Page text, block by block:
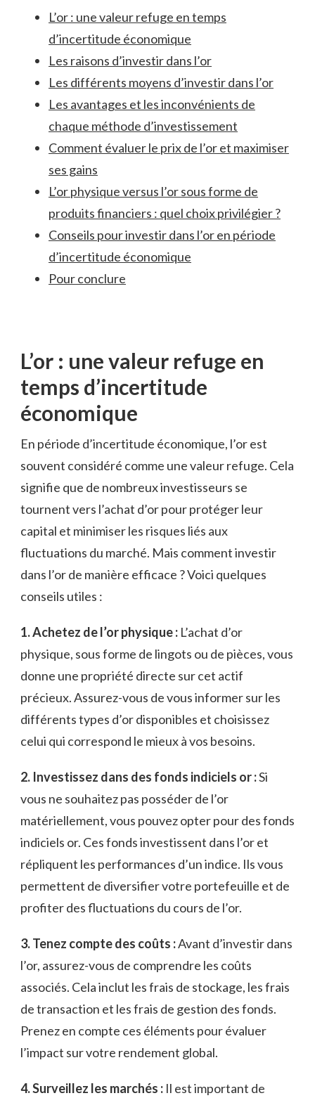
L’or : une valeur refuge en temps
d’incertitude⁣ économique
Les raisons d’investir dans‌ l’or
Les différents moyens d’investir dans l’or
Les avantages et les inconvénients de
⁣chaque méthode d’investissement
Comment évaluer le prix de l’or et maximiser
ses gains
L’or physique versus l’or sous forme‌ de
produits financiers : quel choix privilégier​ ?
Conseils‍ pour investir dans l’or⁣ en période
d’incertitude économique
Pour conclure
L’or : ​une valeur refuge en
temps‌ d’incertitude
économique
En période ⁢d’incertitude économique, l’or est
souvent⁤ considéré comme ⁢une valeur ⁣refuge. Cela⁣
signifie que de nombreux investisseurs ⁢se
tournent vers l’achat d’or pour protéger leur
capital et minimiser les risques‌ liés aux
‍fluctuations du⁣ marché. Mais comment investir
dans l’or⁢ de‍ manière efficace ? Voici ⁣quelques
⁣conseils utiles :
1. Achetez de l’or physique : L’achat d’or
physique, sous forme de lingots ou de⁤ pièces, vous
⁢donne une propriété directe sur cet actif
précieux. Assurez-vous de vous informer ‍sur les
différents types d’or⁣ disponibles et choisissez
celui qui correspond‌ le mieux à ⁤vos besoins.
2.⁣ Investissez dans des fonds indiciels or :Si
vous ne souhaitez pas posséder ⁢de ‌l’or
matériellement, vous pouvez opter pour‌ des fonds
indiciels⁤ or. Ces fonds investissent dans l’or⁢ et⁢
répliquent les performances d’un indice.‍ Ils vous
permettent de diversifier votre portefeuille et⁤ de
⁢profiter des fluctuations du cours de l’or.
3. Tenez compte des coûts :Avant d’investir dans
l’or, assurez-vous de ⁢comprendre les⁢ coûts
associés. Cela inclut les frais de stockage,‌ les ⁤frais
de transaction et⁢ les ⁢frais de‌ gestion des ‌fonds.
Prenez en compte ces éléments pour​ évaluer
l’impact⁤ sur ⁤votre rendement global.
4. Surveillez⁣ les marchés : ‍Il‌ est important de